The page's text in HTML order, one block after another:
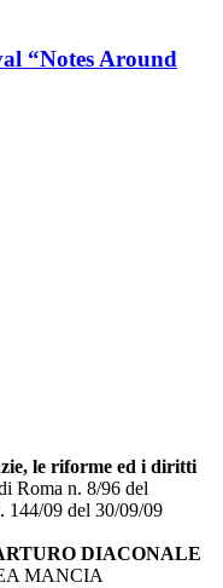
“Notes Around
le riforme ed i diritti
Roma n. 8/96 del
144/09 del 30/09/09
DIACONALE
MANCIA